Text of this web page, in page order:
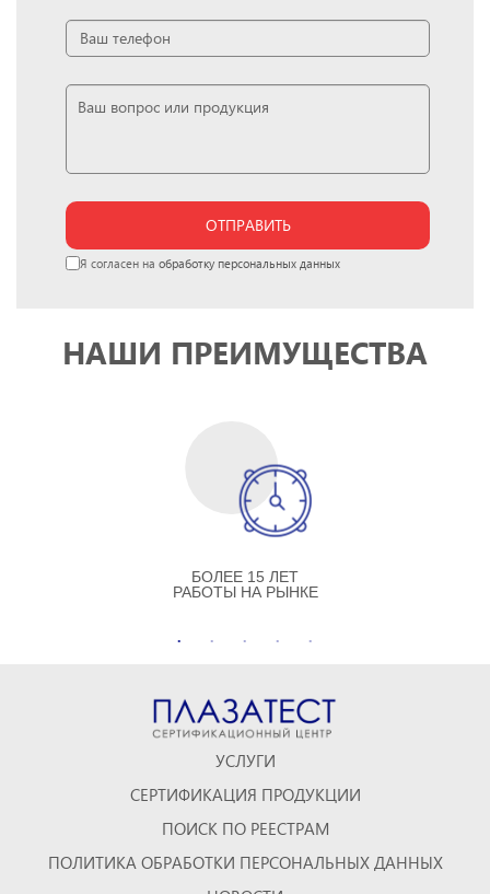
ОТПРАВИТЬ
Я согласен на обработку персональных данных
НАШИ ПРЕИМУЩЕСТВА
БОЛЕЕ 15 ЛЕТ
РАБОТЫ НА РЫНКЕ
УСЛУГИ
СЕРТИФИКАЦИЯ ПРОДУКЦИИ
ПОИСК ПО РЕЕСТРАМ
ПОЛИТИКА ОБРАБОТКИ ПЕРСОНАЛЬНЫХ ДАННЫХ